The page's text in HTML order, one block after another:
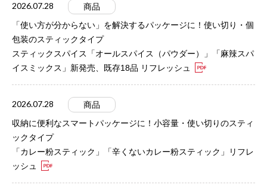
2026.07.28
商品
「使い方が分からない」を解決するパッケージに！使い切り・個
包装のスティックタイプ
スティックスパイス「オールスパイス（パウダー）」「麻辣スパ
イスミックス」新発売、既存18品 リフレッシュ
2026.07.28
商品
収納に便利なスマートパッケージに！小容量・使い切りのスティ
ックタイプ
「カレー粉スティック」「辛くないカレー粉スティック」リフレ
ッシュ